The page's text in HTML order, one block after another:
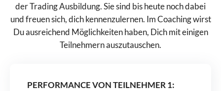
der Trading Ausbildung. Sie sind bis heute noch dabei
und freuen sich, dich kennenzulernen. Im Coaching wirst
Du ausreichend Möglichkeiten haben, Dich mit einigen
Teilnehmern auszutauschen.
PERFORMANCE VON TEILNEHMER 1: